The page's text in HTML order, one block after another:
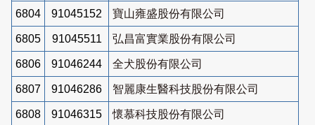
6804 91045152 寶山雍盛股份有限公司
6805 91045511 弘昌富實業股份有限公司
6806 91046244 全犬股份有限公司
6807 91046286 智麗康生醫科技股份有限公司
6808 91046315 懷慕科技股份有限公司